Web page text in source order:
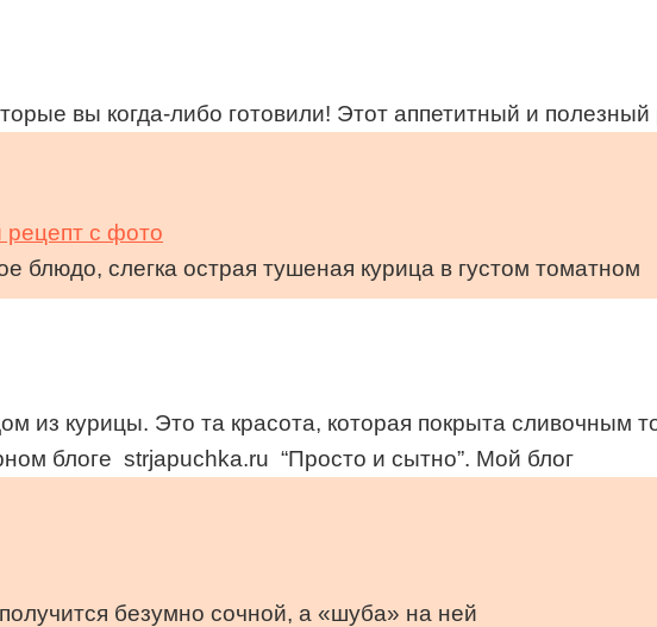
вы когда-либо готовили! Этот аппетитный и полезный
рецепт с фото
блюдо, слегка острая тушеная курица в густом томатном
курицы. Это та красота, которая покрыта сливочным
блоге strjapuchka.ru “Просто и сытно”. Мой блог
безумно сочной, а «шуба» на ней